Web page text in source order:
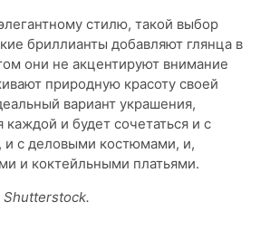
стилю, такой выбор
бриллианты добавляют глянца в
они не акцентируют внимание
природную красоту своей
вариант украшения,
каждой и будет сочетаться и с
с деловыми костюмами, и,
и коктейльными платьями.